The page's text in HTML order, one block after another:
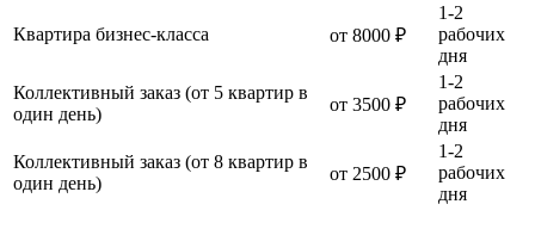
Квартира бизнес-класса от 8000 ₽
1-2
рабочих
дня
Коллективный заказ (от 5 квартир в
один день)
от 3500 ₽
1-2
рабочих
дня
Коллективный заказ (от 8 квартир в
один день)
от 2500 ₽
1-2
рабочих
дня